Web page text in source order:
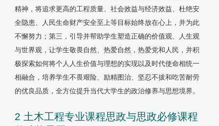
精神，将追求更高的工程质量、社会效益与经济效益、杜绝安
全隐患、人民生命财产安全至上等目标始终放在心上，并为此
不懈努力；第三，引导并帮助学生塑造正确的价值观、人生观
与世界观，让学生敬畏自然、热爱自然，热爱党和人民，并积
极探索如何将个人人生价值与理想的实现以及时代使命相统一
相融合，培养学生不畏艰险、励精图治、坚忍不拔和吃苦耐劳
的优良品质，全方位提升当代大学生的政治修养与思想境界。
2 土木工程专业课程思政与思政必修课程